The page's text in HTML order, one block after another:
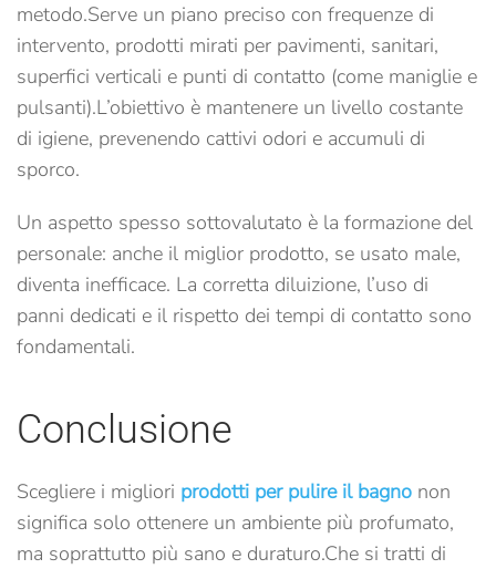
metodo.Serve un piano preciso con frequenze di
intervento, prodotti mirati per pavimenti, sanitari,
superfici verticali e punti di contatto (come maniglie e
pulsanti).L’obiettivo è mantenere un livello costante
di igiene, prevenendo cattivi odori e accumuli di
sporco.
Un aspetto spesso sottovalutato è la formazione del
personale: anche il miglior prodotto, se usato male,
diventa inefficace. La corretta diluizione, l’uso di
panni dedicati e il rispetto dei tempi di contatto sono
fondamentali.
Conclusione
Scegliere i migliori prodotti per pulire il bagno non
significa solo ottenere un ambiente più profumato,
ma soprattutto più sano e duraturo.Che si tratti di